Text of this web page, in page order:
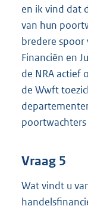
en ik vind dat
van hun
bredere spoor
Financiën en
de NRA actief
de Wwft
poortwachters
Vraag 5
Wat vindt u